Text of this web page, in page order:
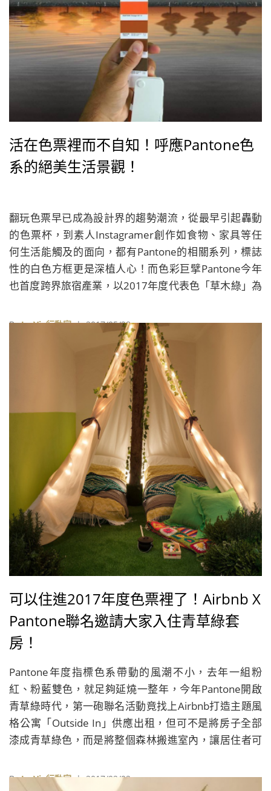
活在色票裡而不自知！呼應Pantone色
系的絕美生活景觀！
翻玩色票早已成為設計界的趨勢潮流，從最早引起轟動
的色票杯，到素人Instagramer創作如食物、家具等任
何生活能觸及的面向，都有Pantone的相關系列，標誌
性的白色方框更是深植人心！而色彩巨擘Pantone今年
也首度跨界旅宿產業，以2017年度代表色「草木綠」為
刻，也引發色票的無限可能的想像！
ByLa Vie行動家| 2017/05/28
可以住進2017年度色票裡了！Airbnb X
Pantone聯名邀請大家入住青草綠套
房！
Pantone年度指標色系帶動的風潮不小，去年一組粉
紅、粉藍雙色，就足夠延燒一整年，今年Pantone開啟
青草綠時代，第一砲聯名活動竟找上Airbnb打造主題風
格公寓「Outside In」供應出租，但可不是將房子全部
漆成青草綠色，而是將整個森林搬進室內，讓居住者可
Pantone未來是否會打造全系列色票旅館呢？
ByLa Vie行動家| 2017/02/02